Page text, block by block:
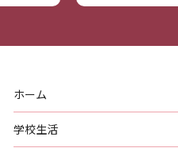
ホーム
学校生活